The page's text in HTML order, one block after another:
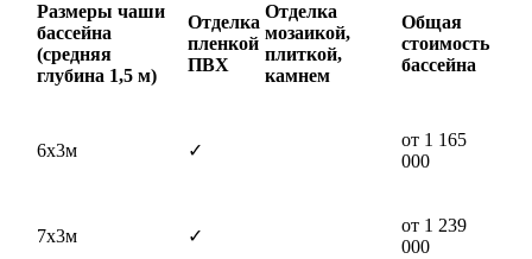
Размеры чаши
бассейна
(средняя
глубина 1,5 м)
Отделка
пленкой
ПВХ
Отделка
мозаикой,
плиткой,
камнем
Общая
стоимость
бассейна
6х3м ✓
от 1 165
000
7х3м ✓
от 1 239
000